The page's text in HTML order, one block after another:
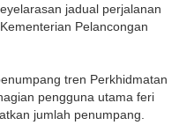
jadual perjalanan
Pelancongan
tren Perkhidmatan
pengguna utama feri
jumlah penumpang.